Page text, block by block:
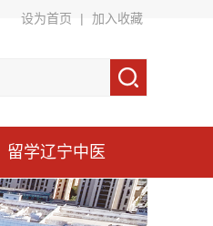
设为首页 | 加入收藏
留学辽宁中医